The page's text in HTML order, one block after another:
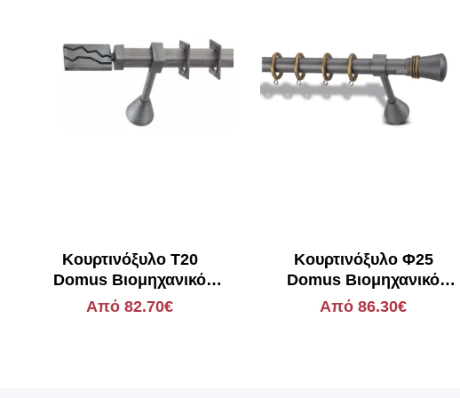
Κουρτινόξυλο Τ20
Domus Βιομηχανικό
Στυλ Δανάη ΧΚ
Από 82.70€
Κουρτινόξυλο Φ25
Domus Βιομηχανικό
Στυλ Λήμνος
Από 86.30€